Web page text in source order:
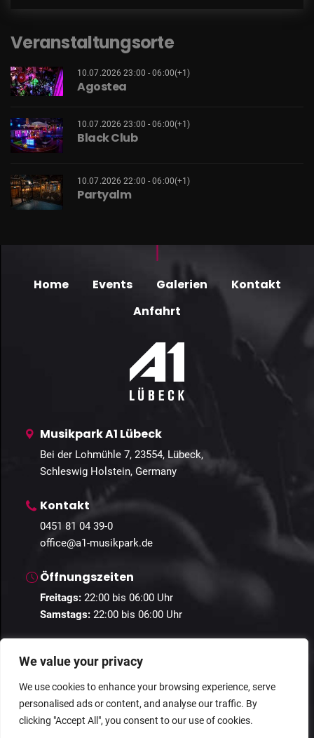
We value your privacy
We use cookies to enhance your browsing experience, serve
personalised ads or content, and analyse our traffic. By
clicking "Accept All", you consent to our use of cookies.
Veranstaltungsorte
10.07.2026 23:00 - 06:00(+1)
Agostea
10.07.2026 23:00 - 06:00(+1)
Black Club
10.07.2026 22:00 - 06:00(+1)
Partyalm
Home Events Galerien
Kontakt
Anfahrt
Musikpark A1 Lübeck
Bei der Lohmühle 7, 23554, Lübeck,
Schleswig Holstein, Germany
Kontakt
0451 81 04 39-0
office@a1-musikpark.de
Öffnungszeiten
Freitags: 22:00 bis 06:00 Uhr
Samstags: 22:00 bis 06:00 Uhr
© 2024 Guestastic. Alle Rechte vorbehalten.